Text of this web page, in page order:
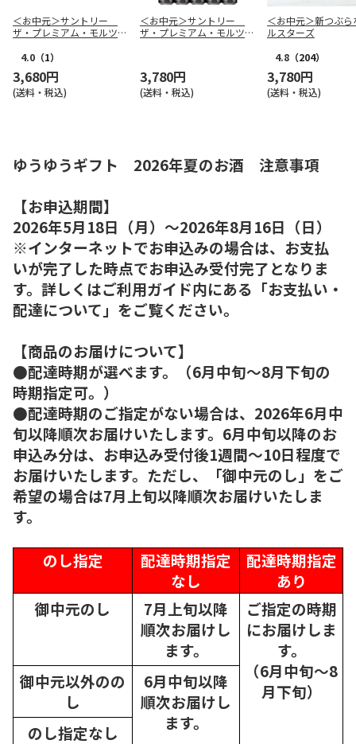
＜お中元＞サントリー
ザ・プレミアム・モルツ
4.0 （1）
3,680円
(送料・税込)
＜お中元＞サントリー
ザ・プレミアム・モルツ
3,780円
(送料・税込)
＜お中元＞新つぶら
ルスターズ
4.8 （204）
3,780円
(送料・税込)
ゆうゆうギフト 2026年夏のお酒 注意事項
【お申込期間】
2026年5月18日（月）～2026年8月16日（日）
※インターネットでお申込みの場合は、お支払
いが完了した時点でお申込み受付完了となりま
す。詳しくはご利用ガイド内にある「お支払い・
配達について」をご覧ください。
【商品のお届けについて】
●配達時期が選べます。（6月中旬～8月下旬の
時期指定可。）
●配達時期のご指定がない場合は、2026年6月中
旬以降順次お届けいたします。6月中旬以降のお
申込み分は、お申込み受付後1週間～10日程度で
お届けいたします。ただし、「御中元のし」をご
希望の場合は7月上旬以降順次お届けいたしま
す。
のし指定
配達時期指定
なし
配達時期指定
あり
御中元のし
7月上旬以降
順次お届けし
ます。
ご指定の時期
にお届けしま
す。
（6月中旬～8
月下旬）
御中元以外のの
し
6月中旬以降
順次お届けし
ます。
のし指定なし